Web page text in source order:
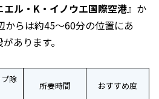
エル・K・イノウエ国際空港』か
からは約45～60分の位置にあ
あります。
除
所要時間 おすすめ度